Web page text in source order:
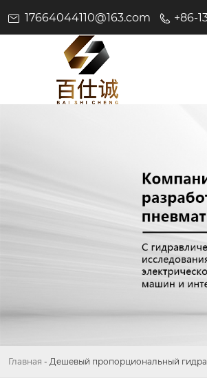
17664044110@163.com +86-
Главная - Дешевый пропорциональный